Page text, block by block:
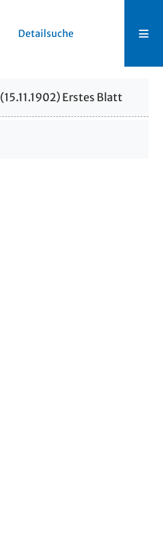
Detailsuche
(15.11.1902) Erstes Blatt